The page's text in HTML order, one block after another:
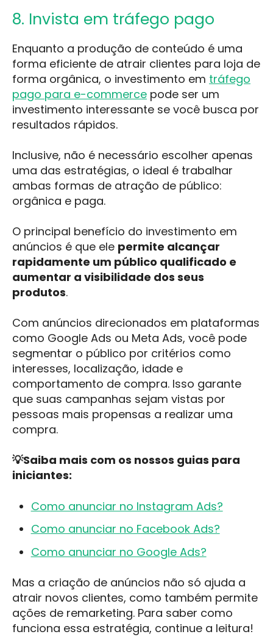
8. Invista em tráfego pago
Enquanto a produção de conteúdo é uma
forma eficiente de atrair clientes para loja de
forma orgânica, o investimento em tráfego
pago para e-commerce pode ser um
investimento interessante se você busca por
resultados rápidos.
Inclusive, não é necessário escolher apenas
uma das estratégias, o ideal é trabalhar
ambas formas de atração de público:
orgânica e paga.
O principal benefício do investimento em
anúncios é que ele permite alcançar
rapidamente um público qualificado e
aumentar a visibilidade dos seus
produtos.
Com anúncios direcionados em plataformas
como Google Ads ou Meta Ads, você pode
segmentar o público por critérios como
interesses, localização, idade e
comportamento de compra. Isso garante
que suas campanhas sejam vistas por
pessoas mais propensas a realizar uma
compra.
💡Saiba mais com os nossos guias para
iniciantes:
Como anunciar no Instagram Ads?
Como anunciar no Facebook Ads?
Como anunciar no Google Ads?
Mas a criação de anúncios não só ajuda a
atrair novos clientes, como também permite
ações de remarketing. Para saber como
funciona essa estratégia, continue a leitura!